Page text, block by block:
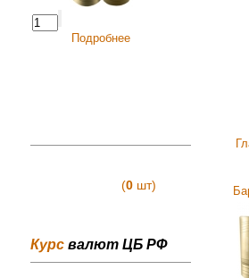
Подробнее
(0 шт)
Курс валют ЦБ РФ